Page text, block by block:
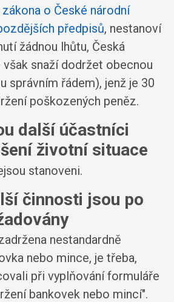
o České národní
předpisů, nestanoví
žádnou lhůtu, Česká
však snaží dodržet obecnou
správním řádem), jenž je 30
poškozených peněz.
další účastníci
životní situace
stanoveni.
činnosti jsou po
nestandardně
nebo mince, je třeba,
při vyplňování formuláře
bankovek nebo mincí".